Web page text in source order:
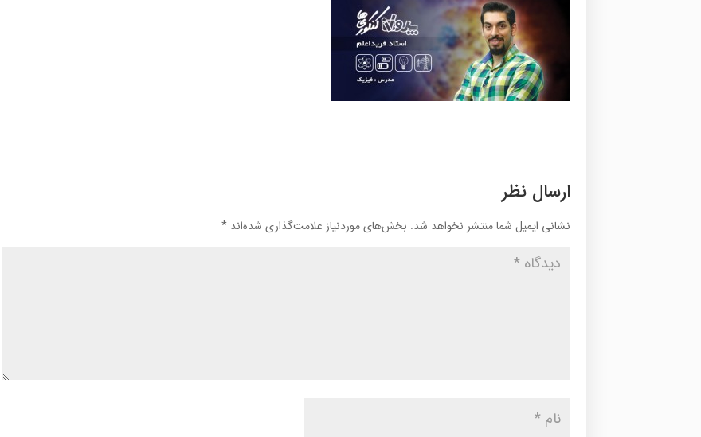
ارسال نظر
نشانی ایمیل شما منتشر نخواهد شد. بخش‌های موردنیاز علامت‌گذاری شده‌اند*